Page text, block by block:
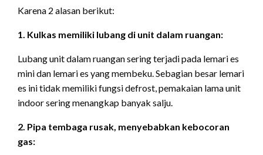
Karena 2 alasan berikut:
1. Kulkas memiliki lubang di unit dalam ruangan:
Lubang unit dalam ruangan sering terjadi pada lemari es
mini dan lemari es yang membeku. Sebagian besar lemari
es ini tidak memiliki fungsi defrost, pemakaian lama unit
indoor sering menangkap banyak salju.
2. Pipa tembaga rusak, menyebabkan kebocoran
gas: